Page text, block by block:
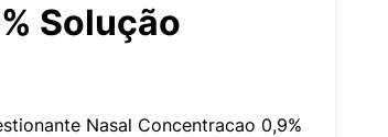
Solução
Nasal Concentracao 0,9%